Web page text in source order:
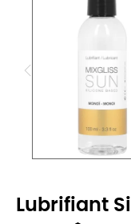
Lubrifiant